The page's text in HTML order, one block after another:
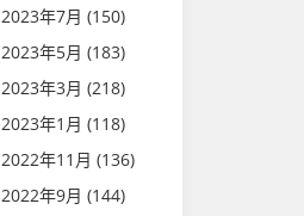
2023年7月 (150)
2023年5月 (183)
2023年3月 (218)
2023年1月 (118)
2022年11月 (136)
2022年9月 (144)